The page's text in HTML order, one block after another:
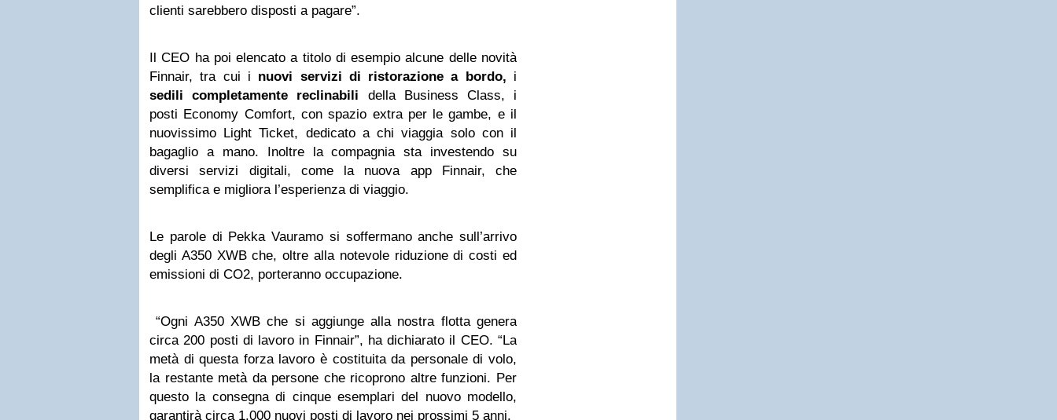
clienti sarebbero disposti a pagare”.
Il CEO ha poi elencato a titolo di esempio alcune delle novità
Finnair, tra cui i nuovi servizi di ristorazione a bordo, i
sedili completamente reclinabili della Business Class, i
posti Economy Comfort, con spazio extra per le gambe, e il
nuovissimo Light Ticket, dedicato a chi viaggia solo con il
bagaglio a mano. Inoltre la compagnia sta investendo su
diversi servizi digitali, come la nuova app Finnair, che
semplifica e migliora l’esperienza di viaggio.
Le parole di Pekka Vauramo si soffermano anche sull’arrivo
degli A350 XWB che, oltre alla notevole riduzione di costi ed
emissioni di CO2, porteranno occupazione.
“Ogni A350 XWB che si aggiunge alla nostra flotta genera
circa 200 posti di lavoro in Finnair”, ha dichiarato il CEO. “La
metà di questa forza lavoro è costituita da personale di volo,
la restante metà da persone che ricoprono altre funzioni. Per
questo la consegna di cinque esemplari del nuovo modello,
garantirà circa 1.000 nuovi posti di lavoro nei prossimi 5 anni.